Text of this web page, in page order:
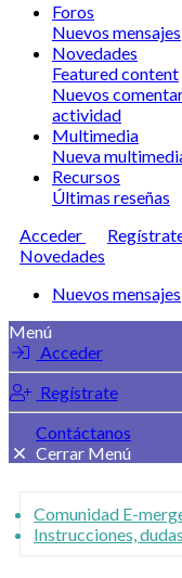
Foros
Nuevos mensajes
Novedades
Featured content
Nuevos
actividad
Multimedia
Nueva
Recursos
Últimas reseñas
Acceder
Novedades
Nuevos mensajes
Menú
Acceder
Regístrate
Contáctanos
Cerrar Menú
Comunidad E-
Instrucciones,